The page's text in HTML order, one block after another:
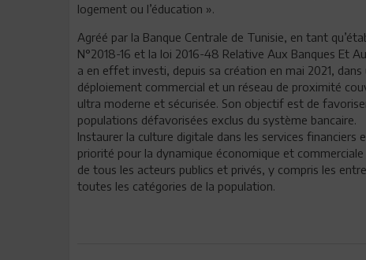
logement ou l’éducation ».
Agréé par la Banque Centrale de Tunisie, en tant
N°2018-16 et la loi 2016-48 Relative Aux Banques Et
a en effet investi, depuis sa création en mai 2021,
déploiement commercial et un réseau de proximité
ultra moderne et sécurisée. Son objectif est de
populations défavorisées exclus du système bancaire.
Instaurer la culture digitale dans les services
priorité pour la dynamique économique et
de tous les acteurs publics et privés, y compris les
toutes les catégories de la population.